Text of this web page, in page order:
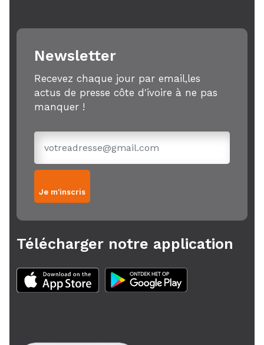
Newsletter
Recevez chaque jour par email,les
actus de presse côte d'ivoire à ne pas
manquer !
Je m'inscris
Télécharger notre application